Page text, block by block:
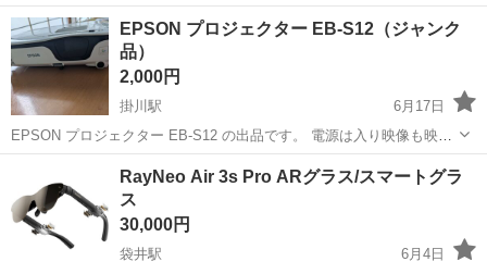
つないで少し 使いました。 参考動画↓ https://youtu.be/_5wb-hhTz_E?
si=34OlkwjftEFdpQh HDMI入力端...
静岡 浜松市 プロジェクター、ホームシアター
フルハイビジョン
EPSON プロジェクター EB-S12（ジャンク
品）
2,000円
掛川駅
6月17日
EPSON プロジェクター EB-S12 の出品です。 電源は入り映像も映り
ますが、しばらくすると画面がチラつきます。 その後また正常に戻り
ますが、時間が経つと再度チラつきが発生します。 VGA接続でのみ確
認し...
プロジェクター、ホームシアター
プロジェクター
RayNeo Air 3s Pro ARグラス/スマートグラ
ス
30,000円
袋井駅
6月4日